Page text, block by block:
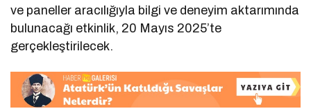
ve paneller aracılığıyla bilgi ve deneyim aktarımında
bulunacağı etkinlik, 20 Mayıs 2025’te
gerçekleştirilecek.